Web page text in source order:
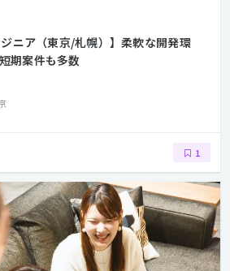
ジニア（東京/札幌）】柔軟な開発環
期案件も多数
1